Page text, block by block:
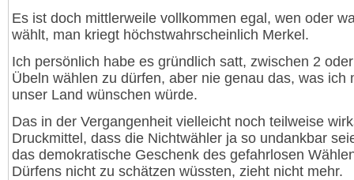
Es ist doch mittlerweile vollkommen egal, wen oder
wählt, man kriegt höchstwahrscheinlich Merkel.
Ich persönlich habe es gründlich satt, zwischen 2
Übeln wählen zu dürfen, aber nie genau das, was ich
unser Land wünschen würde.
Das in der Vergangenheit vielleicht noch teilweise
Druckmittel, dass die Nichtwähler ja so undankbar
das demokratische Geschenk des gefahrlosen
Dürfens nicht zu schätzen wüssten, zieht nicht mehr.